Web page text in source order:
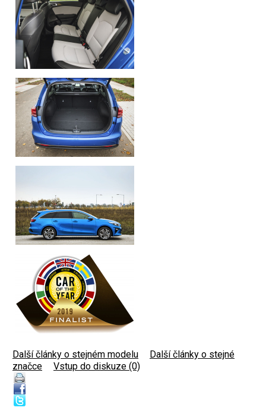
Další články o stejném modelu
Další články o stejné
značce
Vstup do diskuze (0)